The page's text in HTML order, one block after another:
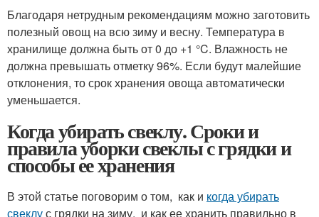
Благодаря нетрудным рекомендациям можно заготовить
полезный овощ на всю зиму и весну. Температура в
хранилище должна быть от 0 до +1 °C. Влажность не
должна превышать отметку 96%. Если будут малейшие
отклонения, то срок хранения овоща автоматически
уменьшается.
Когда убирать свеклу. Сроки и
правила уборки свеклы с грядки и
способы ее хранения
В этой статье поговорим о том, как и когда убирать
свеклус грядки на зиму, и как ее хранить правильно в